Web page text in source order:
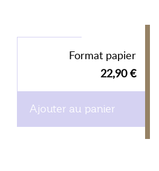
Format papier
22,90 €
Ajouter au panier